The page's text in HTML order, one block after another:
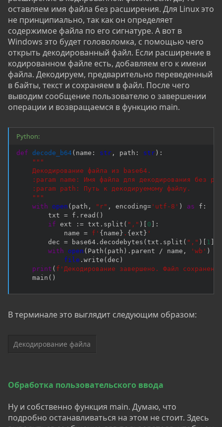
оставляем имя файла без расширения. Для Linux это
не принципиально, так как он определяет
содержимое файла по его сигнатуре. А вот в
Windows это будет головоломка, с помощью чего
открыть декодированный файл. Если расширение в
кодированном файле есть, добавляем его к имени
файла. Декодируем, предварительно переведенный
в байты, текст и сохраняем в файл. После чего
выводим сообщение пользователю о завершении
операции и возвращаемся в функцию main.
Python:
def decode_b64( name : str , path : str ) :
"""
    Декодирование файла из base64.
:param name: Имя файла для декодирования без
    :param path: Путь к декодируемому файлу.
    """
with
open ( path , "r" , encoding= 'utf-8' ) as f :
        txt
= f . read ( )
if ext : = txt . split ( "," ) 0
:
            name
= f' { name } . { ext } '
        dec
= base64 . decodebytes ( txt . split ( "," ) 1
with
open ( Path ( path ) . parent / name , 'wb' )
file . write ( dec )
print ( f'Декодирование завершено. Файл сохранен:
    main
( )
В терминале это выглядит следующим образом:
Декодирование файла
Обработка пользовательского ввода
Ну и собственно функция main. Думаю, что
подробно останавливаться на этом не стоит. Здесь